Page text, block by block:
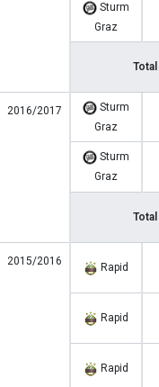
Sturm
Graz
Total
2016/2017
Sturm
Graz
Sturm
Graz
Total
2015/2016 Rapid
Rapid
Rapid